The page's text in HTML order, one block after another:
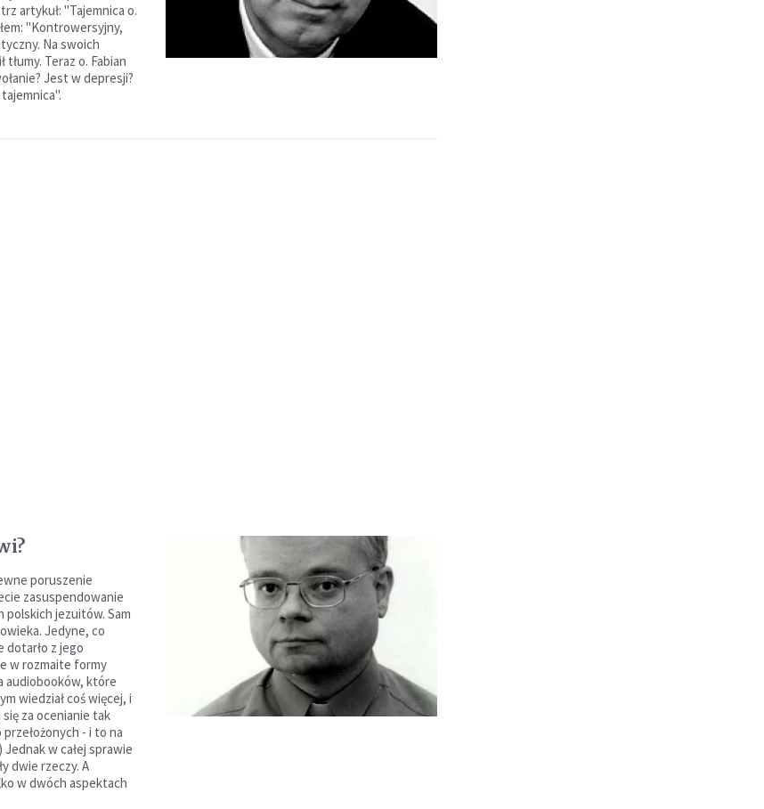
artykuł: "Tajemnica o.
"Kontrowersyjny,
Na swoich
tłumy. Teraz o. Fabian
Jest w depresji?
poruszenie
zasuspendowanie
polskich jezuitów. Sam
Jedyne, co
dotarło z jego
w rozmaite formy
audiobooków, które
wiedział coś więcej, i
się za ocenianie tak
- i to na
w całej sprawie
dwie rzeczy. A
w dwóch aspektach